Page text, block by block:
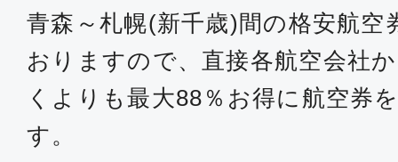
青森～札幌(新千歳)間の格安航空
おりますので、直接各航空会社
くよりも最大88％お得に航空券
す。